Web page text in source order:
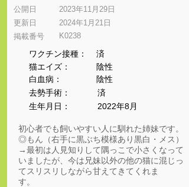
公開日
更新日
​掲載番号
2023年11月29日
2024年1月21日
K0238
ワクチン接種：
猫エイズ：
​白血病：
​去勢手術：
生年月日：
済
陰性
陰性
済
2022年8月
初心者でも飼いやすい人に馴れた姉妹です。
◎もん（右手に黒ぶち模様あり黒白・メス）
→最初は人見知りして隅っこで小さくなって
いましたが、今は兄妹以外の他の猫に混じっ
てスリスリしながら甘えてきてくれま
す。